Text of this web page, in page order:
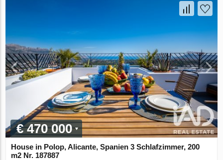
€ 470 000
House in Polop, Alicante, Spanien 3 Schlafzimmer, 200
m2 Nr. 187887